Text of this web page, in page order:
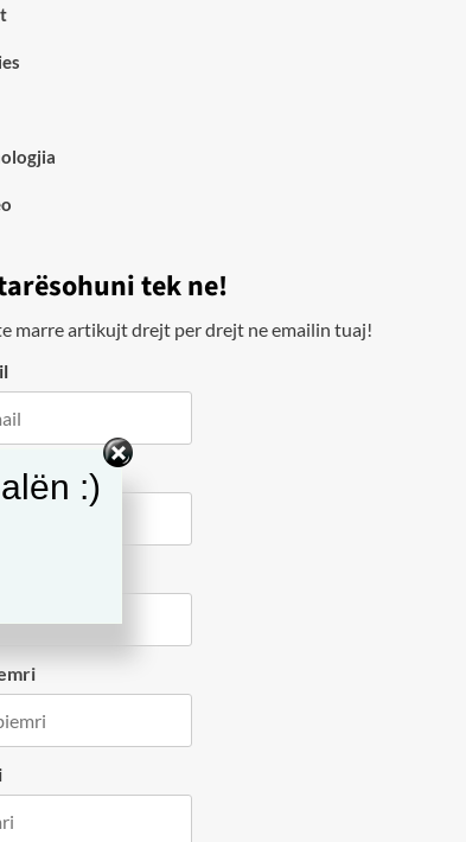
tek ne!
marre artikujt drejt per drejt ne emailin tuaj!
:)